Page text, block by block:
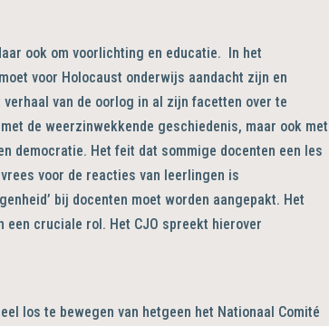
ook om voorlichting en educatie. In het
voor Holocaust onderwijs aandacht zijn en
van de oorlog in al zijn facetten over te
de weerzinwekkende geschiedenis, maar ook met
democratie. Het feit dat sommige docenten een les
voor de reacties van leerlingen is
bij docenten moet worden aangepakt. Het
cruciale rol. Het CJO spreekt hierover
los te bewegen van hetgeen het Nationaal Comité